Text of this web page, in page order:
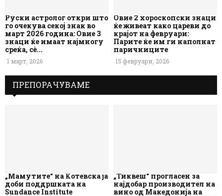
Руски астролог откри што
го очекува секој знак во
март 2026 година: Овие 3
знаци ќе имаат најмногу
среќа, сè...
1 март, 2026
Овие 2 хороскопски знаци
ќе живеат како цареви до
крајот на февруари:
Парите ќе им ги наполнат
паричниците
15 февруари, 2026
ПРЕПОРАЧУВАМЕ
„Мамутите“ на Котевска ја
доби поддршката на
Sundance Institute
„Тиквеш“ прогласен за
најдобар производител на
вино од Македонија на